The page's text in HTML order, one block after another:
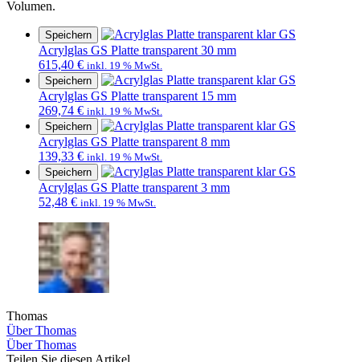
Volumen.
Speichern
Acrylglas GS Platte transparent 30 mm
615,40 € inkl. 19 % MwSt.
Speichern
Acrylglas GS Platte transparent 15 mm
269,74 € inkl. 19 % MwSt.
Speichern
Acrylglas GS Platte transparent 8 mm
139,33 € inkl. 19 % MwSt.
Speichern
Acrylglas GS Platte transparent 3 mm
52,48 € inkl. 19 % MwSt.
Thomas
Über Thomas
Über Thomas